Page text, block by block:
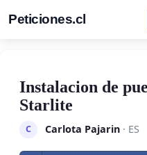
Peticiones.cl
Instalacion de
Starlite
C Carlota Pajarin· ES